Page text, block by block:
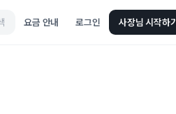
요금 안내 로그인 사장님 시작하기